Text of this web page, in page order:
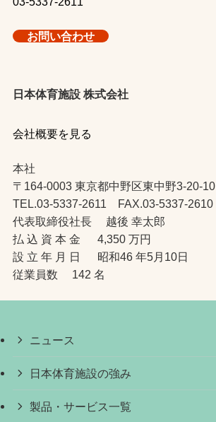
お問い合わせ
日本体育施設 株式会社
会社概要を見る
本社
〒164-0003 東京都中野区東中野3-20-10
TEL.03-5337-2611 FAX.03-5337-2610
代表取締役社長 越後 幸太郎
払 込 資 本 金 4,350 万円
設 立 年 月 日 昭和46 年5月10日
従業員数 142 名
ニュース
日本体育施設の強み
製品・サービス一覧